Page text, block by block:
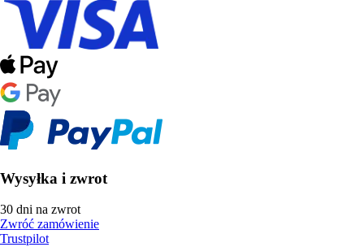
Wysyłka i zwrot
30 dni na zwrot
Zwróć zamówienie
Trustpilot